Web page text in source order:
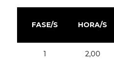
FASE/S HORA/S
1 2,00